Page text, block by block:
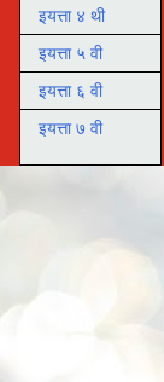
इयत्ता ४ थी
इयत्ता ५ वी
इयत्ता ६ वी
इयत्ता ७ वी